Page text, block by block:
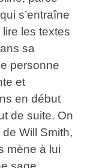
s’entraîne
les textes
sa
personne
et
en début
de suite. On
Will Smith,
mène à lui